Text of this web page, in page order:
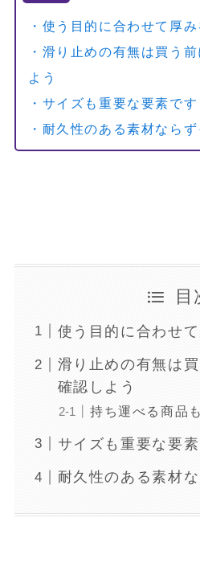
・使う目的に合わせて厚み
・滑り止めの有無は買う
よう
・サイズも重要な要素です
・耐久性のある素材なら
目
使う目的に合わせ
滑り止めの有無は
確認しよう
持ち運べる商品
サイズも重要な要
耐久性のある素材